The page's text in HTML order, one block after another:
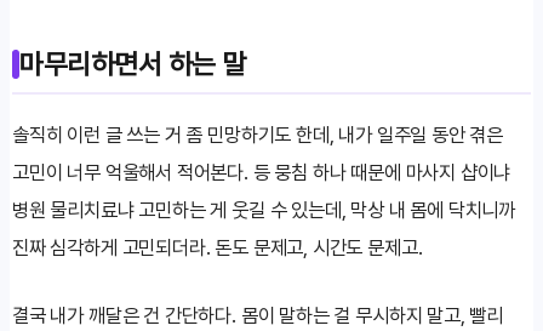
마무리하면서 하는 말
솔직히 이런 글 쓰는 거 좀 민망하기도 한데, 내가 일주일 동안 겪은
고민이 너무 억울해서 적어본다. 등 뭉침 하나 때문에 마사지 샵이냐
병원 물리치료냐 고민하는 게 웃길 수 있는데, 막상 내 몸에 닥치니까
진짜 심각하게 고민되더라. 돈도 문제고, 시간도 문제고.
결국 내가 깨달은 건 간단하다. 몸이 말하는 걸 무시하지 말고, 빨리